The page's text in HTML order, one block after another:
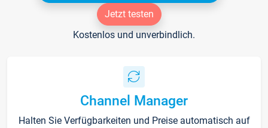
Jetzt testen
Kostenlos und unverbindlich.
Channel Manager
Halten Sie Verfügbarkeiten und Preise automatisch auf